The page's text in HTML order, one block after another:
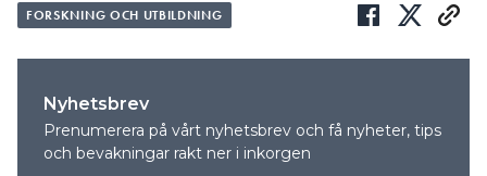
FORSKNING OCH UTBILDNING
Nyhetsbrev
Prenumerera på vårt nyhetsbrev och få nyheter, tips
och bevakningar rakt ner i inkorgen